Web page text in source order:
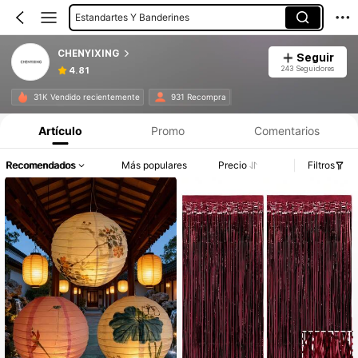
Estandartes Y Banderines
CHENYIXING
4.81
Seguir
243 Seguidores
31K Vendido recientemente 931 Recompra
Artículo Promo Comentarios
Recomendados Más populares Precio Filtros